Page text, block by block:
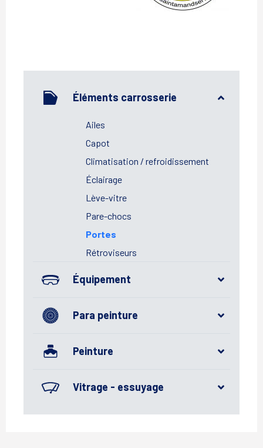
Éléments carrosserie
Ailes
Capot
Climatisation / refroidissement
Éclairage
Lève-vitre
Pare-chocs
Portes
Rétroviseurs
Équipement
Para peinture
Peinture
Vitrage - essuyage